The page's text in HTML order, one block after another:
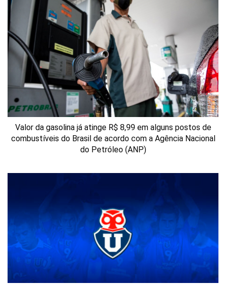
Valor da gasolina já atinge R$ 8,99 em alguns postos de
combustíveis do Brasil de acordo com a Agência Nacional
do Petróleo (ANP)